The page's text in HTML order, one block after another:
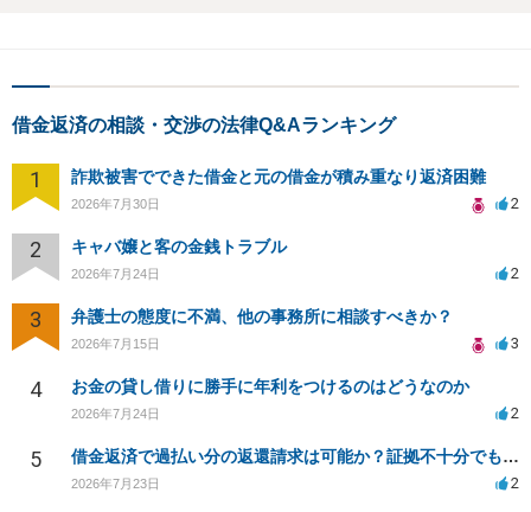
借金返済の相談・交渉の法律Q&Aランキング
1 詐欺被害でできた借金と元の借金が積み重なり返済困難
2026年7月30日 2
2 キャバ嬢と客の金銭トラブル
2026年7月24日 2
3 弁護士の態度に不満、他の事務所に相談すべきか？
2026年7月15日 3
4 お金の貸し借りに勝手に年利をつけるのはどうなのか
2026年7月24日 2
5 借金返済で過払い分の返還請求は可能か？証拠不十分でも弁護士に相談したい
2026年7月23日 2